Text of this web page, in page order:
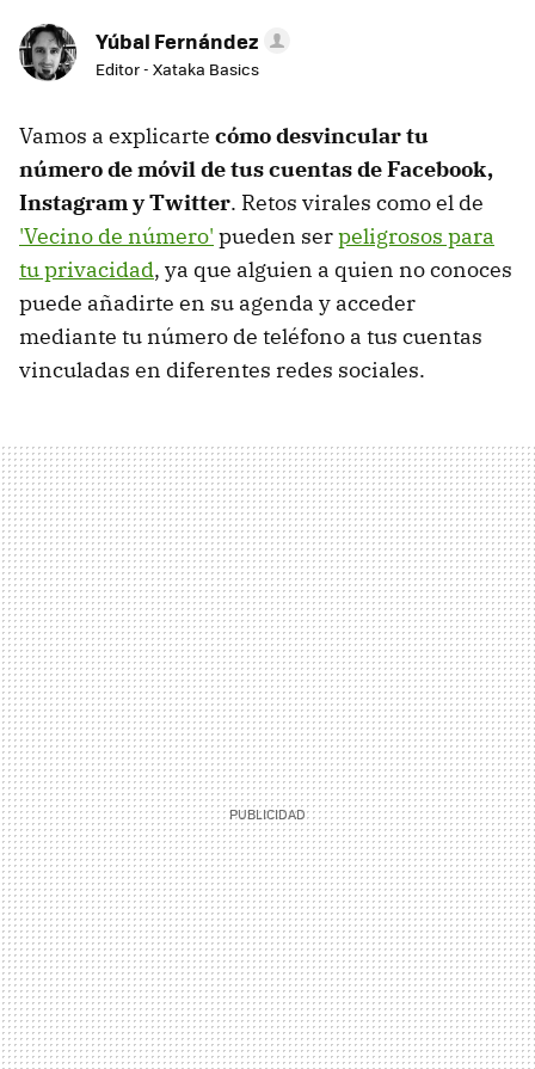
Yúbal Fernández
Editor - Xataka Basics
Vamos a explicarte cómo desvincular tu
número de móvil de tus cuentas de Facebook,
Instagram y Twitter. Retos virales como el de
'Vecino de número' pueden serpeligrosos para
tu privacidad, ya que alguien a quien no conoces
puede añadirte en su agenda y acceder
mediante tu número de teléfono a tus cuentas
vinculadas en diferentes redes sociales.